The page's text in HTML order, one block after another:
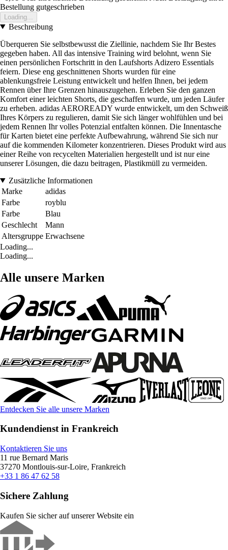
Bestellung gutgeschrieben
Loading...
Beschreibung
Überqueren Sie selbstbewusst die Ziellinie, nachdem Sie Ihr Bestes
gegeben haben. All das intensive Training wird belohnt, wenn Sie
einen persönlichen Fortschritt in den Laufshorts Adizero Essentials
feiern. Diese eng geschnittenen Shorts wurden für eine
ablenkungsfreie Leistung entwickelt und helfen Ihnen, bei jedem
Rennen über Ihre Grenzen hinauszugehen. Erleben Sie den ganzen
Komfort einer leichten Shorts, die geschaffen wurde, um jeden Läufer
zu erheben. adidas AEROREADY wurde entwickelt, um den Schweiß
Ihres Körpers zu regulieren, damit Sie sich länger wohlfühlen und bei
jedem Rennen Ihr volles Potenzial entfalten können. Die Innentasche
für Karten bietet eine perfekte Aufbewahrung, während Sie sich nur
auf die kommenden Kilometer konzentrieren. Dieses Produkt wird aus
einer Reihe von recycelten Materialien hergestellt und ist nur eine
unserer Lösungen, die dazu beitragen, Plastikmüll zu vermeiden.
Zusätzliche Informationen
Marke
adidas
Farbe
royblu
Farbe
Blau
Geschlecht
Mann
Altersgruppe Erwachsene
Loading...
Loading...
Alle unsere Marken
Entdecken Sie alle unsere Marken
Kundendienst in Frankreich
Kontaktieren Sie uns
11 rue Bernard Maris
37270 Montlouis-sur-Loire, Frankreich
+33 1 86 47 62 58
Sichere Zahlung
Kaufen Sie sicher auf unserer Website ein